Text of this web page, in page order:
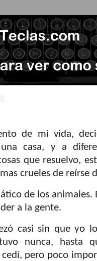
de mi vida,
casa, y a
que resuelvo,
crueles de reírse
de los animales.
a la gente.
casi sin que yo
nunca, hasta
pero poco